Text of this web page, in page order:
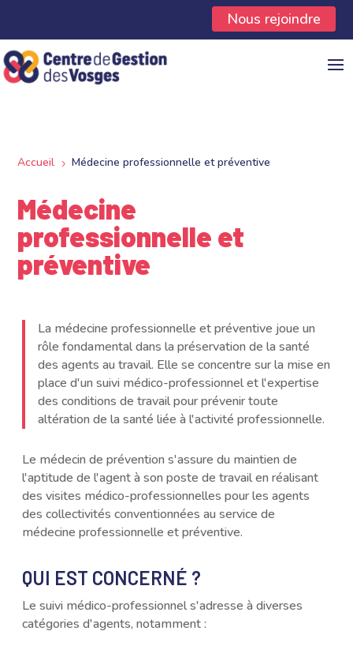
Nous rejoindre
Accueil 5 Médecine professionnelle et préventive
Médecine
professionnelle et
préventive
La médecine professionnelle et préventive joue un
rôle fondamental dans la préservation de la santé
des agents au travail. Elle se concentre sur la mise en
place d'un suivi médico-professionnel et l'expertise
des conditions de travail pour prévenir toute
altération de la santé liée à l'activité professionnelle.
Le médecin de prévention s'assure du maintien de
l'aptitude de l'agent à son poste de travail en réalisant
des visites médico-professionnelles pour les agents
des collectivités conventionnées au service de
médecine professionnelle et préventive.
QUI EST CONCERNÉ ?
Le suivi médico-professionnel s'adresse à diverses
catégories d'agents, notamment :